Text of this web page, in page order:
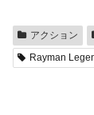
アクション
Rayman